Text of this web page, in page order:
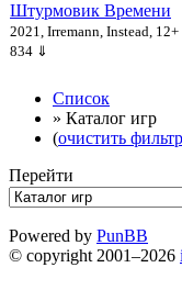
Штурмовик Времени
2021, Irremann, Instead, 12+
834 ⇓
Список
» Каталог игр
(очистить фильтр
Перейти
Powered by PunBB
© copyright 2001–2026